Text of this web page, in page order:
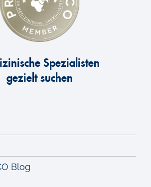
Spezialisten
gezielt suchen
Blog